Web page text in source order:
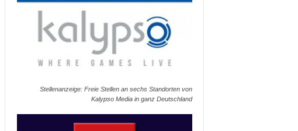
Stellenanzeige: Freie Stellen an sechs Standorten von
Kalypso Media in ganz Deutschland